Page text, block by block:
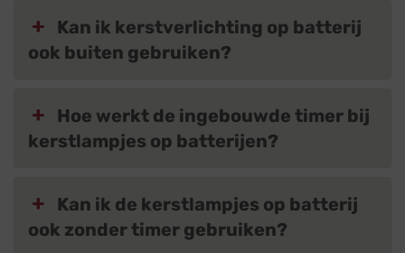
Kan ik kerstverlichting op batterij
ook buiten gebruiken?
Hoe werkt de ingebouwde timer bij
kerstlampjes op batterijen?
Kan ik de kerstlampjes op batterij
ook zonder timer gebruiken?